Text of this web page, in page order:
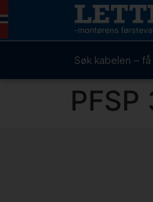
Søk kabelen –
PFSP